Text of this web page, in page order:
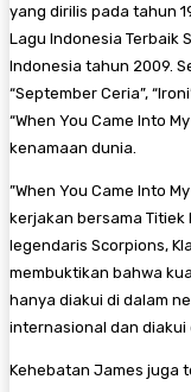
yang dirilis pada tahun
Lagu Indonesia Terbaik
Indonesia tahun 2009.
“September Ceria”,
“When You Came Into
kenamaan dunia.
​”When You Came Into
kerjakan bersama
legendaris Scorpions,
membuktikan bahwa
hanya diakui di dalam
internasional dan diakui
​Kehebatan James juga